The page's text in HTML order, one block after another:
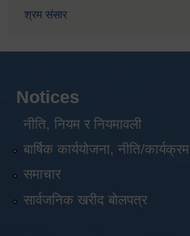
श्रम संसार
Notices
नीति, नियम र नियमावली
बार्षिक कार्ययोजना, नीति/कार्यक्रम
समाचार
सार्वजनिक खरीद बोलपत्र